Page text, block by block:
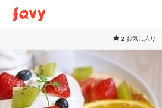
2 お気に入り